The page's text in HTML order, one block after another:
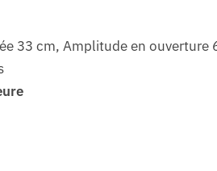
33 cm, Amplitude en ouverture